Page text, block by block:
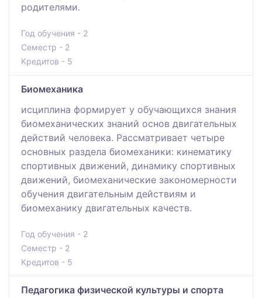
родителями.
Год обучения - 2
Семестр - 2
Кредитов - 5
Биомеханика
исциплина формирует у обучающихся знания
биомеханических знаний основ двигательных
действий человека. Рассматривает четыре
основных раздела биомеханики: кинематику
спортивных движений, динамику спортивных
движений, биомеханические закономерности
обучения двигательным действиям и
биомеханику двигательных качеств.
Год обучения - 2
Семестр - 2
Кредитов - 5
Педагогика физической культуры и спорта